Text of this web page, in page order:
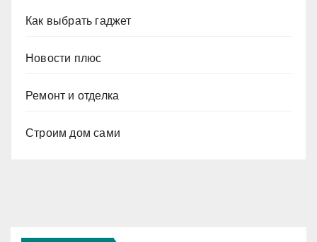
Как выбрать гаджет
Новости плюс
Ремонт и отделка
Строим дом сами